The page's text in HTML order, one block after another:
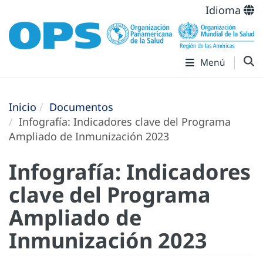
Idioma
Menú
Inicio
Documentos
Infografía: Indicadores clave del Programa
Ampliado de Inmunización 2023
Infografía: Indicadores
clave del Programa
Ampliado de
Inmunización 2023